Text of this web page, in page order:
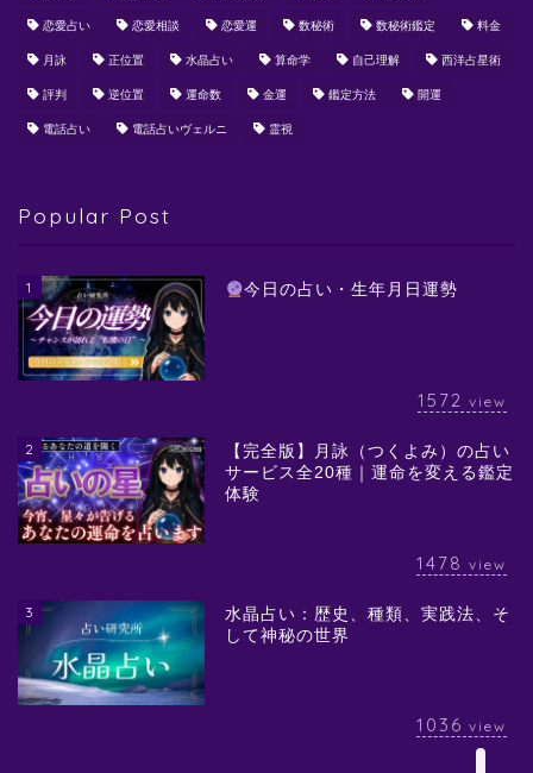
恋愛占い 恋愛相談 恋愛運 数秘術 数秘術鑑定 料金
月詠 正位置 水晶占い 算命学 自己理解 西洋占星術
評判 逆位置 運命数 金運 鑑定方法 開運
電話占い 電話占いヴェルニ 霊視
Popular Post
1 今日の占い・生年月日運勢
1572 view
2
【完全版】月詠（つくよみ）の占い
サービス全20種｜運命を変える鑑定
体験
1478 view
3
水晶占い：歴史、種類、実践法、そ
して神秘の世界
1036 view